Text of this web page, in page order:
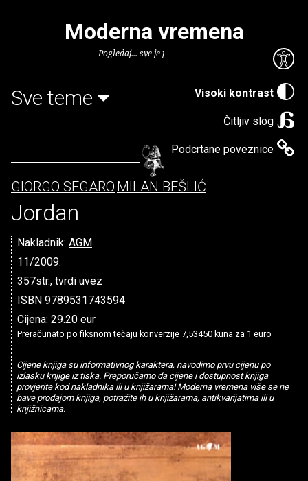
Visoki kontrast
Čitljiv slog
Podcrtane poveznice
Moderna vremena
Pogledaj... sve je puno knjiga.
Sve teme
GIORGO SEGARO MILAN BEŠLIĆ
Jordan
Nakladnik: AGM
11/2009.
357str., tvrdi uvez
ISBN 9789531743594
Cijena: 29.20 eur
Preračunato po fiksnom tečaju konverzije 7,53450 kuna za 1 euro
Cijene knjiga su informativnog karaktera, navodimo prvu cijenu po
izlasku knjige iz tiska. Preporučamo da cijene i dostupnost knjiga
provjerite kod nakladnika ili u knjižarama! Moderna vremena više se ne
bave prodajom knjiga, potražite ih u knjižarama, antikvarijatima ili u
knjižnicama.